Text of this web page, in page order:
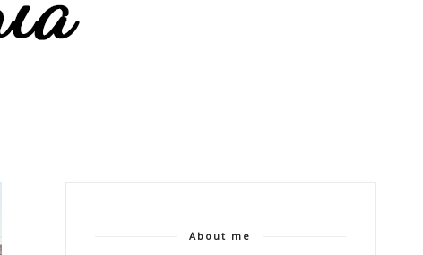
About me